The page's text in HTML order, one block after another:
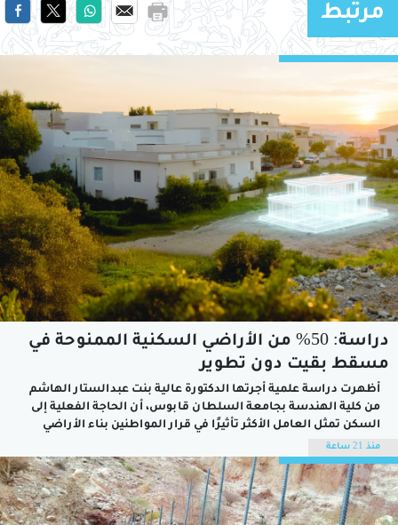
مرتبط
دراسة: 50% من الأراضي السكنية الممنوحة في
مسقط بقيت دون تطوير
أظهرت دراسة علمية أجرتها الدكتورة عالية بنت عبدالستار الهاشم
من كلية الهندسة بجامعة السلطان قابوس، أن الحاجة الفعلية إلى
السكن تمثل العامل الأكثر تأثيرًا في قرار المواطنين بناء الأراضي
السكنية الممنوحة، في حين تشكل التحديات المالية، وبُعد الموقع،
وضعف الخدمات أبرز الأسباب التي تؤخر تطوير تلك الأراضي أو تدفع
إلى...
منذ 21 ساعة